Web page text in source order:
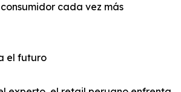
cada vez más
el futuro